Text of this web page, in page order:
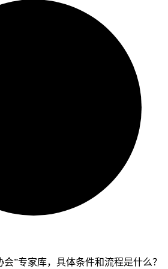
”专家库，具体条件和流程是什么？